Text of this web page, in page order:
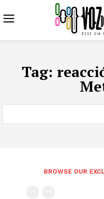
Tag:
BROWSE OUR